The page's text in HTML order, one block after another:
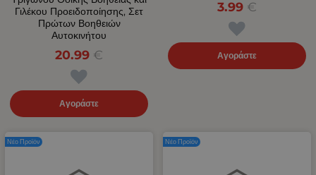
Γιλέκου Προειδοποίησης, Σετ
Πρώτων Βοηθειών
Αυτοκινήτου
20.99 €
Αγοράστε
3.99 €
Αγοράστε
Νέο Προϊόν Νέο Προϊόν